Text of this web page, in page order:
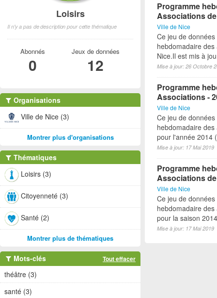
Programme
Associations
Ville de Nice
Ce jeu de
hebdomadaire
Nice.Il est mis à
Mise à jour: 26 Octobre
Programme
Associations -
Ville de Nice
Ce jeu de
hebdomadaire
pour l'année 2014
Mise à jour: 17 Mai 2019
Programme
Associations
Ville de Nice
Ce jeu de
hebdomadaire
pour la saison
Mise à jour: 17 Mai 2019
Loisirs
Il n'y a pas de description pour cette thématique
Abonnés
0
Jeux de données
12
Organisations
Ville de Nice (3)
Montrer plus d'organisations
Thématiques
Loisirs (3)
Citoyenneté (3)
Santé (2)
Montrer plus de thématiques
Mots-clés Tout effacer
théâtre (3)
santé (3)